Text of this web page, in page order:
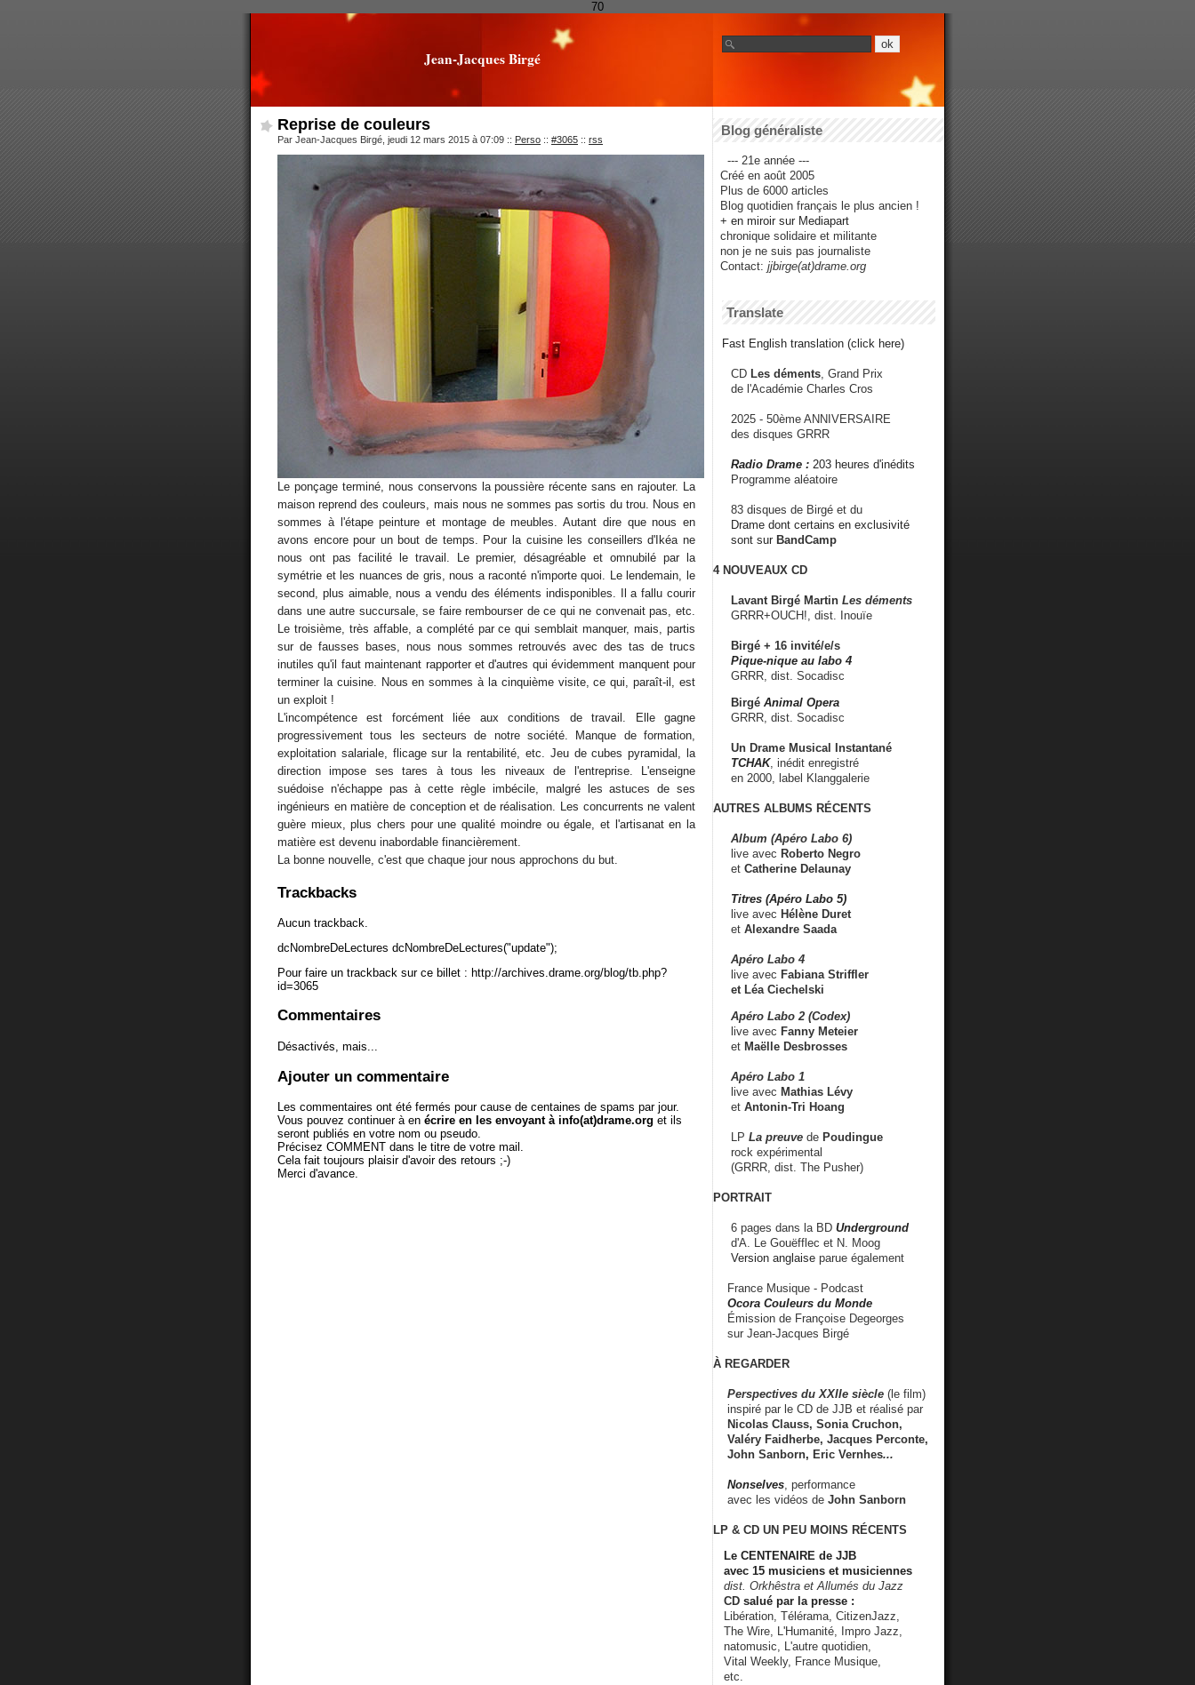
70
Jean-Jacques Birgé
Reprise de couleurs
Par Jean-Jacques Birgé, jeudi 12 mars 2015 à 07:09 :: Perso :: #3065 :: rss
Le ponçage terminé, nous conservons la poussière récente sans en rajouter. La
maison reprend des couleurs, mais nous ne sommes pas sortis du trou. Nous en
sommes à l'étape peinture et montage de meubles. Autant dire que nous en
avons encore pour un bout de temps. Pour la cuisine les conseillers d'Ikéa ne
nous ont pas facilité le travail. Le premier, désagréable et omnubilé par la
symétrie et les nuances de gris, nous a raconté n'importe quoi. Le lendemain, le
second, plus aimable, nous a vendu des éléments indisponibles. Il a fallu courir
dans une autre succursale, se faire rembourser de ce qui ne convenait pas, etc.
Le troisième, très affable, a complété par ce qui semblait manquer, mais, partis
sur de fausses bases, nous nous sommes retrouvés avec des tas de trucs
inutiles qu'il faut maintenant rapporter et d'autres qui évidemment manquent pour
terminer la cuisine. Nous en sommes à la cinquième visite, ce qui, paraît-il, est
un exploit !
L'incompétence est forcément liée aux conditions de travail. Elle gagne
progressivement tous les secteurs de notre société. Manque de formation,
exploitation salariale, flicage sur la rentabilité, etc. Jeu de cubes pyramidal, la
direction impose ses tares à tous les niveaux de l'entreprise. L'enseigne
suédoise n'échappe pas à cette règle imbécile, malgré les astuces de ses
ingénieurs en matière de conception et de réalisation. Les concurrents ne valent
guère mieux, plus chers pour une qualité moindre ou égale, et l'artisanat en la
matière est devenu inabordable financièrement.
La bonne nouvelle, c'est que chaque jour nous approchons du but.
Trackbacks
Aucun trackback.
dcNombreDeLectures dcNombreDeLectures("update");
Pour faire un trackback sur ce billet : http://archives.drame.org/blog/tb.php?
id=3065
Commentaires
Désactivés, mais...
Ajouter un commentaire
Les commentaires ont été fermés pour cause de centaines de spams par jour.
Vous pouvez continuer à en écrire en les envoyant à info(at)drame.org et ils
seront publiés en votre nom ou pseudo.
Précisez COMMENT dans le titre de votre mail.
Cela fait toujours plaisir d'avoir des retours ;-)
Merci d'avance.
Blog généraliste
--- 21e année ---
Créé en août 2005
Plus de 6000 articles
Blog quotidien français le plus ancien !
+ en miroir sur Mediapart
chronique solidaire et militante
non je ne suis pas journaliste
Contact: jjbirge(at)drame.org
Translate
Fast English translation (click here)
CD Les déments , Grand Prix
de l'Académie Charles Cros
2025 - 50ème ANNIVERSAIRE
des disques GRRR
Radio Drame : 203 heures d'inédits
Programme aléatoire
83 disques de Birgé et du
Drame dont certains en exclusivité
sont sur BandCamp
4 NOUVEAUX CD
Lavant Birgé Martin Les déments
GRRR+OUCH!, dist. Inouïe
Birgé + 16 invité/e/s
Pique-nique au labo 4
GRRR, dist. Socadisc
Birgé Animal Opera
GRRR, dist. Socadisc
Un Drame Musical Instantané
TCHAK, inédit enregistré
en 2000, label Klanggalerie
AUTRES ALBUMS RÉCENTS
Album (Apéro Labo 6)
live avec Roberto Negro
et Catherine Delaunay
Titres (Apéro Labo 5)
live avec Hélène Duret
et Alexandre Saada
Apéro Labo 4
live avec Fabiana Striffler
et Léa Ciechelski
Apéro Labo 2 (Codex)
live avec Fanny Meteier
et Maëlle Desbrosses
Apéro Labo 1
live avec Mathias Lévy
et Antonin-Tri Hoang
LP La preuve de Poudingue
rock expérimental
(GRRR, dist. The Pusher)
PORTRAIT
6 pages dans la BD Underground
d'A. Le Gouëfflec et N. Moog
Version anglaise parue également
France Musique - Podcast
Ocora Couleurs du Monde
Émission de Françoise Degeorges
sur Jean-Jacques Birgé
À REGARDER
Perspectives du XXIIe siècle (le film)
inspiré par le CD de JJB et réalisé par
Nicolas Clauss, Sonia Cruchon,
Valéry Faidherbe, Jacques Perconte,
John Sanborn, Eric Vernhes...
Nonselves , performance
avec les vidéos de John Sanborn
LP & CD UN PEU MOINS RÉCENTS
Le CENTENAIRE de JJB
avec 15 musiciens et musiciennes
dist. Orkhêstra et Allumés du Jazz
CD salué par la presse :
Libération, Télérama, CitizenJazz,
The Wire, L'Humanité, Impro Jazz,
natomusic, L'autre quotidien,
Vital Weekly, France Musique,
etc.